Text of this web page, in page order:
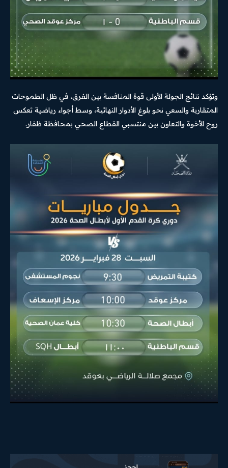
وتؤكد نتائج الجولة الأولى قوة المنافسة بين الفرق، في ظل الطموحات
المتقاربة والسعي نحو بلوغ الأدوار النهائية، وسط أجواء رياضية تعكس
روح الأخوة والتعاون بين منتسبي القطاع الصحي بمحافظة ظفار.